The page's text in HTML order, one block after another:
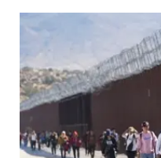
Bienvenido al Fin